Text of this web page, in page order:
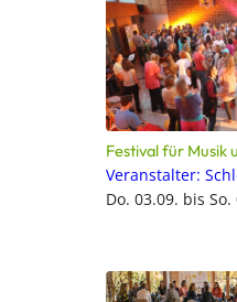
Festival für Musik
Veranstalter:
Do. 03.09. bis So.